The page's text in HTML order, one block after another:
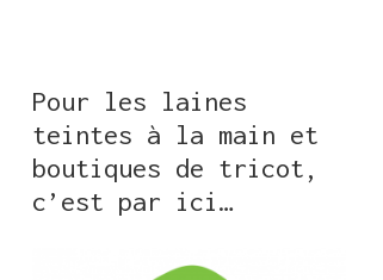
Pour les laines
teintes à la main et
boutiques de tricot,
c’est par ici…